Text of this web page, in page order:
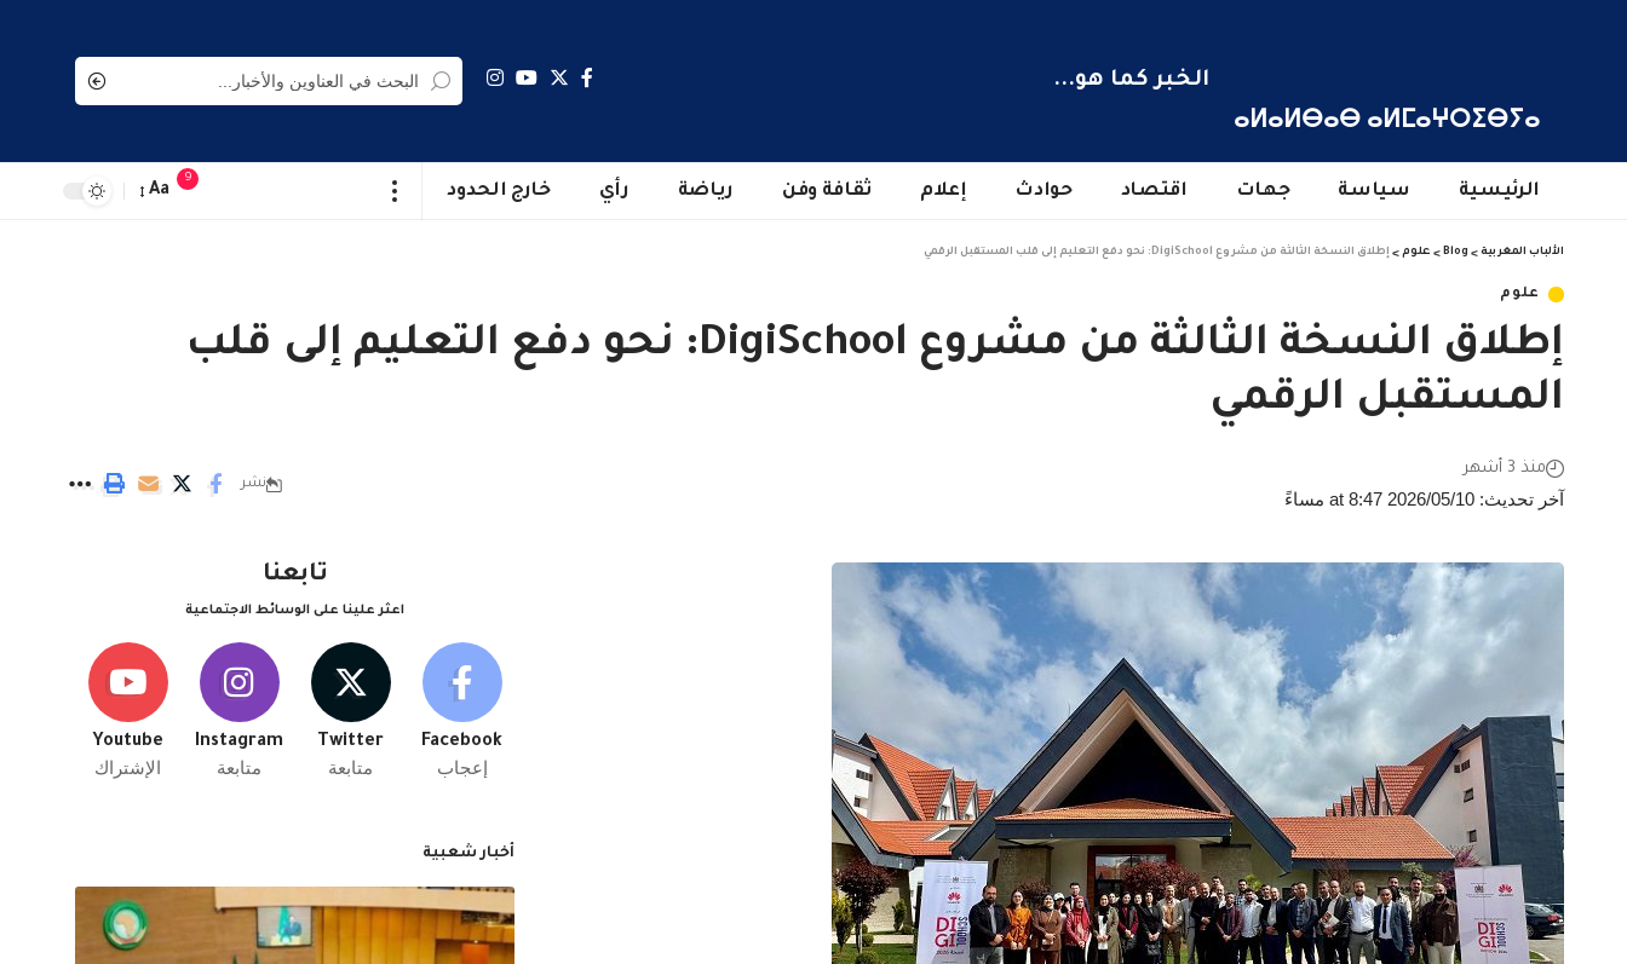
ⴰⵍⴰⵍⴱⴰⴱ ⴰⵍⵎⴰⵖⵔⵉⴱⵢⴰ
الخبر كما هو...
الرئيسية سياسة جهات اقتصاد حوادث إعلام ثقافة وفن رياضة رأي خارج الحدود
9
Aa
الألباب المغربية >
Blog
> علوم > إطلاق النسخة الثالثة من مشروع DigiSchool: نحو دفع التعليم إلى قلب المستقبل الرقمي
علوم
إطلاق النسخة الثالثة من مشروع DigiSchool: نحو دفع التعليم إلى قلب
المستقبل الرقمي
آخر تحديث: 2026/05/10 at 8:47 مساءً
منذ 3 أشهر
نشر
تابعنا
اعثر علينا على الوسائط الاجتماعية
Facebook
إعجاب
Twitter
متابعة
Instagram
متابعة
Youtube
الإشتراك
أخبار شعبية